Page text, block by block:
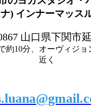
山口県下関市
約10分、オーヴィジョ
近く